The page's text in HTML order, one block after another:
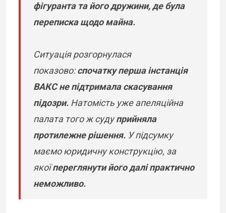
фігуранта та його дружини, де була
переписка щодо майна.
Ситуація розгорнулася
показово:спочатку перша інстанція
ВАКС не підтримала скасування
підозри. Натомість уже апеляційна
палата того ж судуприйняла
протилежне рішення. У підсумку
маємо юридичну конструкцію, за
якоїпереглянути його далі практично
неможливо.